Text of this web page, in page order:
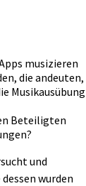
musizieren
die andeuten,
Musikausübung
Beteiligten
und
wurden